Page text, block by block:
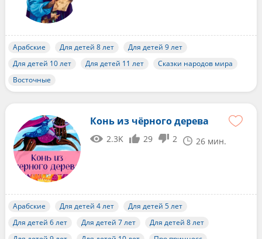
Арабские Для детей 8 лет
Для детей 9 лет
Для детей 10 лет
Для детей 11 лет
Сказки народов мира
Восточные
Конь из чёрного дерева
2.3K 29 2 26 мин.
Арабские Для детей 4 лет
Для детей 5 лет
Для детей 6 лет
Для детей 7 лет
Для детей 8 лет